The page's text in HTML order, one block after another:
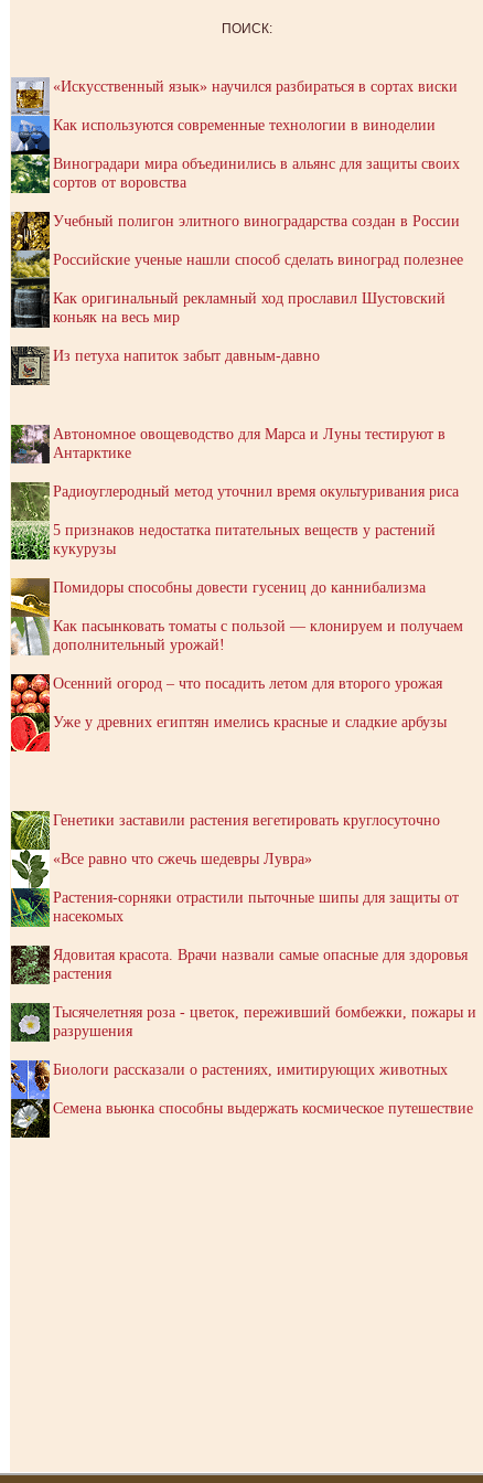
ПОИСК:
«Искусственный язык» научился разбираться в сортах виски
Как используются современные технологии в виноделии
Виноградари мира объединились в альянс для защиты своих
сортов от воровства
Учебный полигон элитного виноградарства создан в России
Российские ученые нашли способ сделать виноград полезнее
Как оригинальный рекламный ход прославил Шустовский
коньяк на весь мир
Из петуха напиток забыт давным-давно
Автономное овощеводство для Марса и Луны тестируют в
Антарктике
Радиоуглеродный метод уточнил время окультуривания риса
5 признаков недостатка питательных веществ у растений
кукурузы
Помидоры способны довести гусениц до каннибализма
Как пасынковать томаты с пользой — клонируем и получаем
дополнительный урожай!
Осенний огород – что посадить летом для второго урожая
Уже у древних египтян имелись красные и сладкие арбузы
Генетики заставили растения вегетировать круглосуточно
«Все равно что сжечь шедевры Лувра»
Растения-сорняки отрастили пыточные шипы для защиты от
насекомых
Ядовитая красота. Врачи назвали самые опасные для здоровья
растения
Тысячелетняя роза - цветок, переживший бомбежки, пожары и
разрушения
Биологи рассказали о растениях, имитирующих животных
Семена вьюнка способны выдержать космическое путешествие